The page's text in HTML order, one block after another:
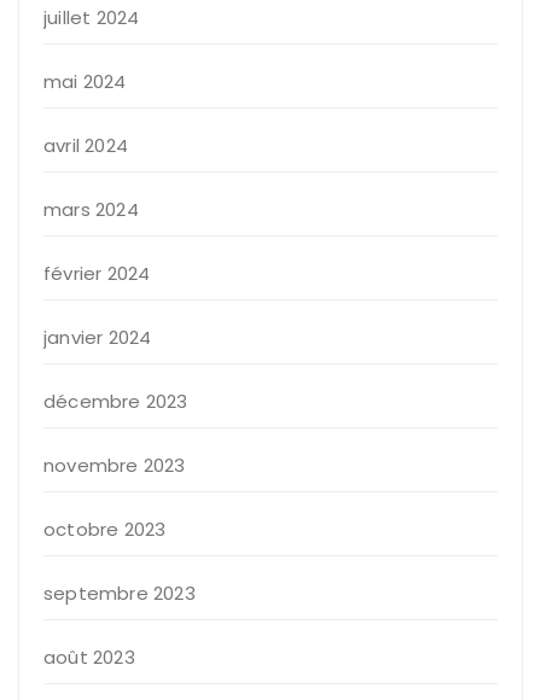
juillet 2024
mai 2024
avril 2024
mars 2024
février 2024
janvier 2024
décembre 2023
novembre 2023
octobre 2023
septembre 2023
août 2023